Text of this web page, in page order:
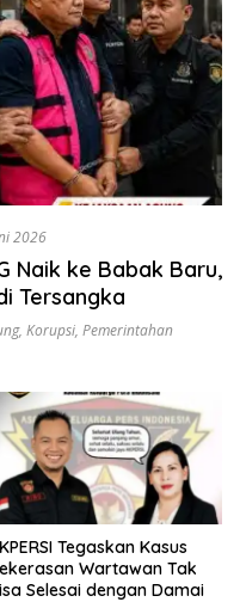
2026
Naik ke Babak Baru,
Tersangka
, Korupsi, Pemerintahan
Tegaskan Kasus
Wartawan Tak
Selesai dengan Damai